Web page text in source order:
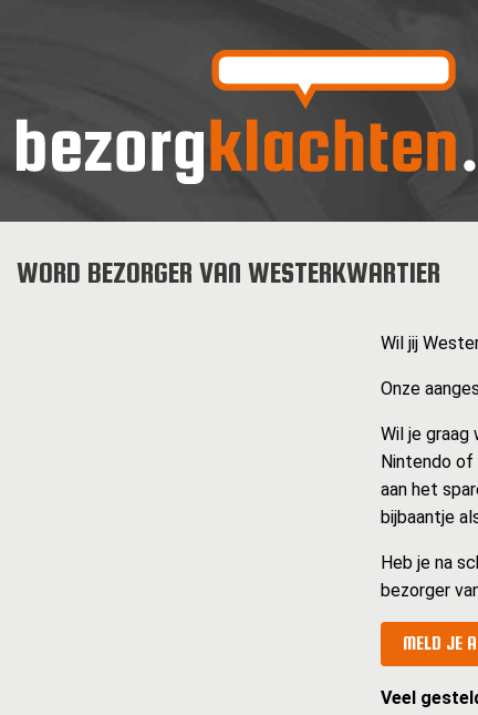
WORD BEZORGER VAN WESTERKWARTIER
Wil jij
Onze
Wil je graag
Nintendo of
aan het
bijbaantje
Heb je na
bezorger
MELD JE
Veel